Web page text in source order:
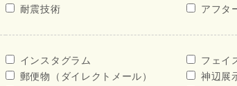
耐震技術
アフタ
インスタグラム
フェイ
郵便物（ダイレクトメール）
神辺展